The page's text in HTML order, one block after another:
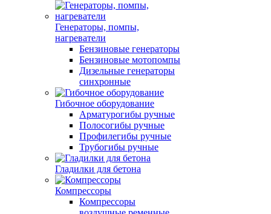
Генераторы, помпы,
нагреватели
Бензиновые генераторы
Бензиновые мотопомпы
Дизельные генераторы
синхронные
Гибочное оборудование
Арматурогибы ручные
Полосогибы ручные
Профилегибы ручные
Трубогибы ручные
Гладилки для бетона
Компрессоры
Компрессоры